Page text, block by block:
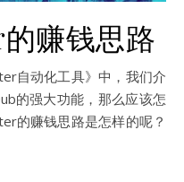
赚钱思路
的强大功能，那么应该怎
的赚钱思路是怎样的呢？